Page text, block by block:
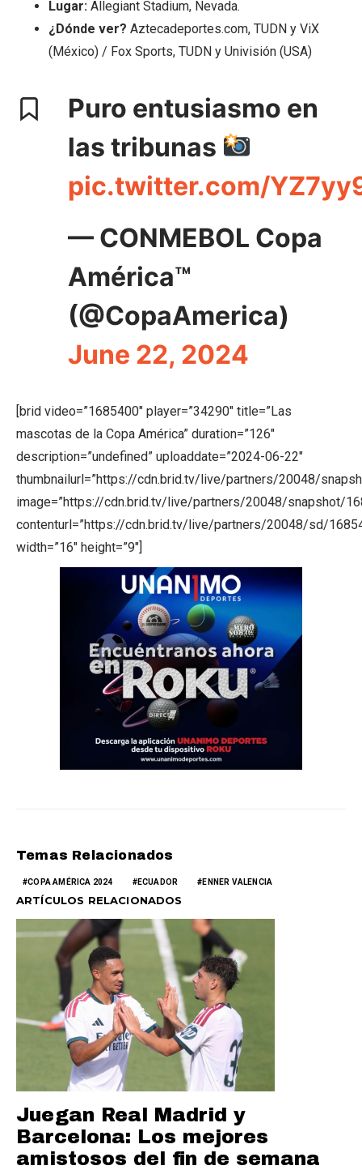
Lugar: Allegiant Stadium, Nevada.
¿Dónde ver? Aztecadeportes.com, TUDN y ViX
(México) / Fox Sports, TUDN y Univisión (USA)
Puro entusiasmo en
las tribunas
pic.twitter.com/
— CONMEBOL Copa
América™️
(@CopaAmerica)
June 22, 2024
[brid video=”1685400″ player=”34290″ title=”Las
mascotas de la Copa América” duration=”126″
description=”undefined” uploaddate=”2024-06-22″
thumbnailurl=”https://cdn.brid.tv/live/partners/20048/
image=”https://cdn.brid.tv/live/partners/20048/snapshot/
contenturl=”https://cdn.brid.tv/live/partners/20048/sd/
width=”16″ height=”9″]
Temas Relacionados
COPA AMÉRICA 2024 ECUADOR ENNER VALENCIA
ARTÍCULOS RELACIONADOS
Juegan Real Madrid y
Barcelona: Los mejores
amistosos del fin de semana